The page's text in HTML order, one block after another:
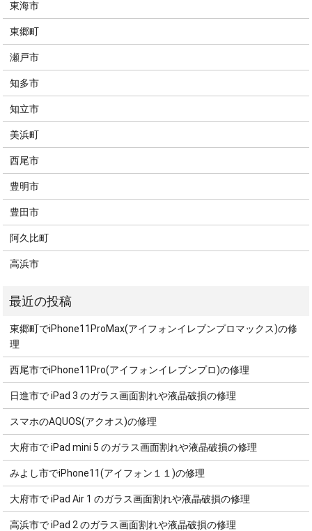
東海市
東郷町
瀬戸市
知多市
知立市
美浜町
西尾市
豊明市
豊田市
阿久比町
高浜市
東郷町でiPhone11ProMax(アイフォンイレブンプロマックス)の修
理
西尾市でiPhone11Pro(アイフォンイレブンプロ)の修理
日進市で iPad 3 のガラス画面割れや液晶破損の修理
スマホのAQUOS(アクオス)の修理
大府市で iPad mini 5 のガラス画面割れや液晶破損の修理
みよし市でiPhone11(アイフォン１１)の修理
大府市で iPad Air 1 のガラス画面割れや液晶破損の修理
高浜市で iPad 2 のガラス画面割れや液晶破損の修理